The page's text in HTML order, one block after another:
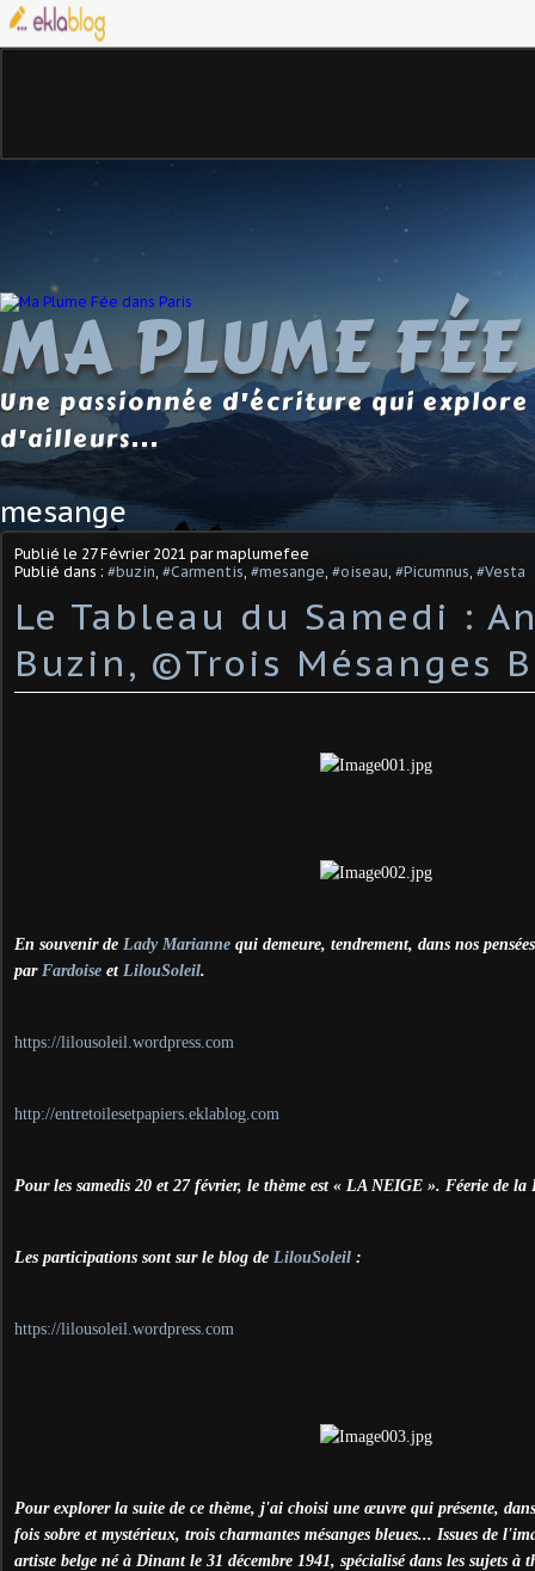
MA PLUME
Une passionnée d'écriture qui
d'ailleurs...
mesange
Publié le 27 Février 2021 par maplumefee
Publié dans : #buzin #Carmentis #mesange #oiseau #Picumnus #Vesta
Le Tableau du Samedi :
Buzin, ©Trois Mésanges
En souvenir de Lady Marianne qui demeure, tendrement, dans nos
par Fardoise et LilouSoleil.
https://lilousoleil.wordpress.com
http://entretoilesetpapiers.eklablog.com
Pour les samedis 20 et 27 février, le thème est « LA NEIGE ». Féerie de la
Les participations sont sur le blog de LilouSoleil :
https://lilousoleil.wordpress.com
Pour explorer la suite de ce thème, j'ai choisi une œuvre qui présente,
fois sobre et mystérieux, trois charmantes mésanges bleues... Issues de
artiste belge né à Dinant le 31 décembre 1941, spécialisé dans les sujets à